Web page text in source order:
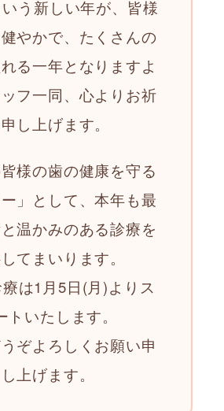
う新しい年が、皆様
やかで、たくさんの
る一年となりますよ
フ一同、心よりお祈
し上げます。
皆様の歯の健康を守る
」として、本年も最
温かみのある診療を
てまいります。
は1月5日(月)よりス
トいたします。
ぞよろしくお願い申
し上げます。